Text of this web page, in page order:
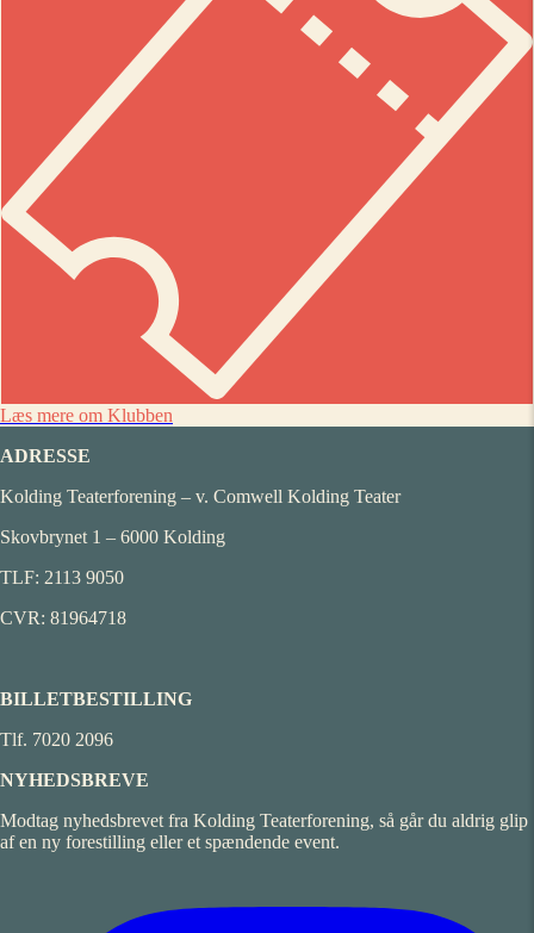
Læs mere om Klubben
ADRESSE
Kolding Teaterforening – v. Comwell Kolding Teater
Skovbrynet 1 – 6000 Kolding
TLF: 2113 9050
CVR: 81964718
BILLETBESTILLING
Tlf. 7020 2096
NYHEDSBREVE
Modtag nyhedsbrevet fra Kolding Teaterforening, så går du aldrig glip
af en ny forestilling eller et spændende event.